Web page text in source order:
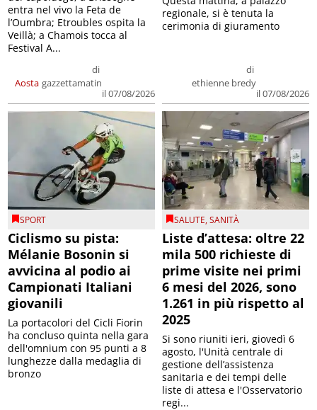
Aosta
di
gazzettamatin
il 07/08/2026
entra nel vivo la Feta de
l’Oumbra; Etroubles ospita la
Veillà; a Chamois tocca al
Festival A...
di
ethienne bredy
il 07/08/2026
regionale, si è tenuta la
cerimonia di giuramento
SPORT
Ciclismo su pista:
Mélanie Bosonin si
avvicina al podio ai
Campionati Italiani
giovanili
La portacolori del Cicli Fiorin
ha concluso quinta nella gara
dell'omnium con 95 punti a 8
lunghezze dalla medaglia di
bronzo
SALUTE,SANITÀ
Liste d’attesa: oltre 22
mila 500 richieste di
prime visite nei primi
6 mesi del 2026, sono
1.261 in più rispetto al
2025
Si sono riuniti ieri, giovedì 6
agosto, l'Unità centrale di
gestione dell’assistenza
sanitaria e dei tempi delle
liste di attesa e l'Osservatorio
regi...